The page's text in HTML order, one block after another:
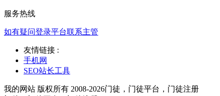
服务热线
如有疑问登录平台联系主管
友情链接 :
手机网
SEO站长工具
我的网站 版权所有 2008-2026门徒，门徒平台，门徒注册